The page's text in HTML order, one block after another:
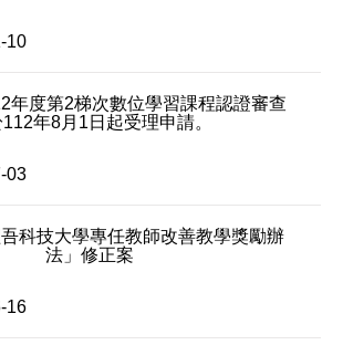
10
年度第2梯次數位學習課程認證審查
年8月1日起受理申請。
03
吾科技大學專任教師改善教學獎勵辦
法」修正案
16